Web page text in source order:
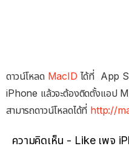
ดาวน์โหลด MacID ได้ที่ App
iPhone แล้วจะต้องติดตั้งแอป
สามารถดาวน์โหลดได้ที่ http://
ความคิดเห็น - Like เพจ